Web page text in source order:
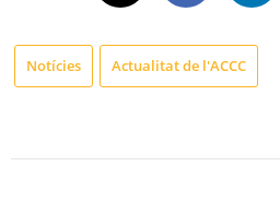
Notícies Actualitat de l'ACCC